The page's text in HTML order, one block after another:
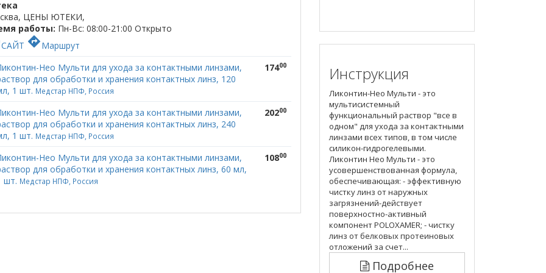
ЦЕНЫ ЮТЕКИ,
работы: Пн-Вс: 08:00-21:00 Открыто
САЙТ directionsМаршрут
Нео Мульти для ухода за контактными линзами,
для обработки и хранения контактных линз, 120
1 шт. Медстар НПФ, Россия
17400
Нео Мульти для ухода за контактными линзами,
для обработки и хранения контактных линз, 240
1 шт. Медстар НПФ, Россия
20200
Нео Мульти для ухода за контактными линзами,
для обработки и хранения контактных линз, 60 мл,
шт. Медстар НПФ, Россия
10800
Инструкция
Ликонтин-Нео Мульти - это
мультисистемный
функциональный раствор "все в
одном" для ухода за контактными
линзами всех типов, в том числе
силикон-гидрогелевыми.
Ликонтин Нео Мульти - это
усовершенствованная формула,
обеспечивающая: - эффективную
чистку линз от наружных
загрязнений-действует
поверхностно-активный
компонент POLOXAMER; - чистку
линз от белковых протеиновых
отложений за счет...
Подробнее